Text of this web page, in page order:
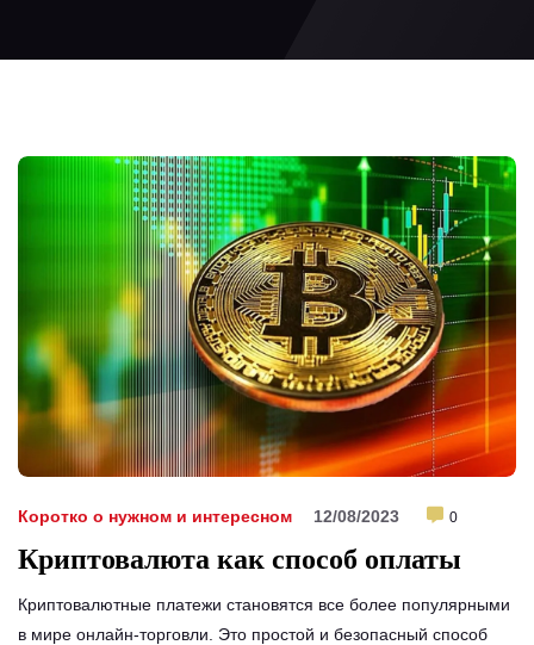
Коротко о нужном и интересном 12/08/2023 0
Криптовалюта как способ оплаты
Криптовалютные платежи становятся все более популярными
в мире онлайн-торговли. Это простой и безопасный способ